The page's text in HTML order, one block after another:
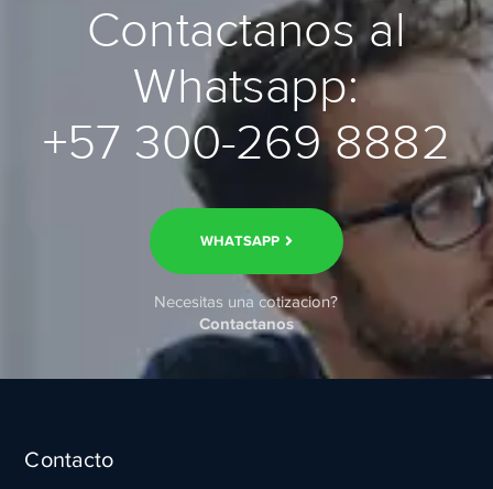
Contactanos al
Whatsapp:
+57 300-269 8882
WHATSAPP
Necesitas una cotizacion?
Contactanos
Contacto